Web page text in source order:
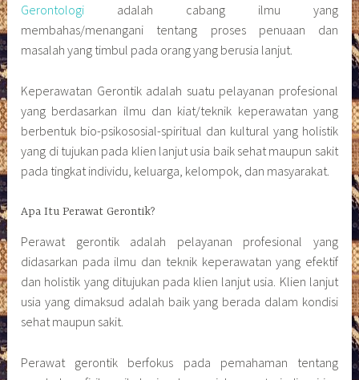
Gerontologi adalah cabang ilmu yang
membahas/menangani tentang proses penuaan dan
masalah yang timbul pada orang yang berusia lanjut.
Keperawatan Gerontik adalah suatu pelayanan profesional
yang berdasarkan ilmu dan kiat/teknik keperawatan yang
berbentuk bio-psikososial-spiritual dan kultural yang holistik
yang di tujukan pada klien lanjut usia baik sehat maupun sakit
pada tingkat individu, keluarga, kelompok, dan masyarakat.
Apa Itu Perawat Gerontik?
Perawat gerontik adalah pelayanan profesional yang
didasarkan pada ilmu dan teknik keperawatan yang efektif
dan holistik yang ditujukan pada klien lanjut usia. Klien lanjut
usia yang dimaksud adalah baik yang berada dalam kondisi
sehat maupun sakit.
Perawat gerontik berfokus pada pemahaman tentang